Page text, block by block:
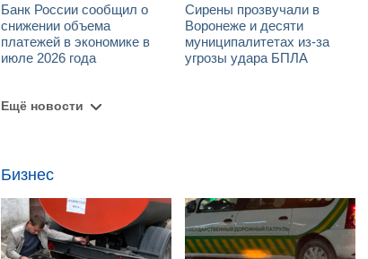
Банк России сообщил о
снижении объема
платежей в экономике в
июле 2026 года
Сирены прозвучали в
Воронеже и десяти
муниципалитетах из-за
угрозы удара БПЛА
Ещё новости
Бизнес